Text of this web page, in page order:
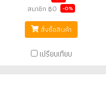
สมาชิก ฿0 -0%
สั่งซื้อสินค้า
เปรียบเทียบ